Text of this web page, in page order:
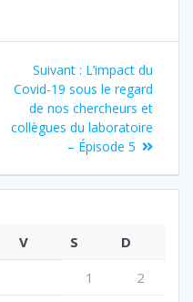
Suivant : Article
suivant
:
L’impact du
Covid-19 sous le regard
de nos chercheurs et
collègues du laboratoire
– Épisode 5
V S
D
1
2